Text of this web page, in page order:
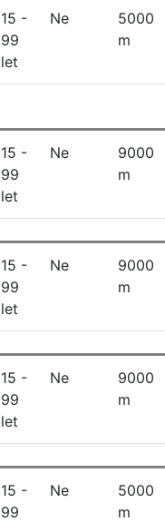
15 -
99
let
Ne
5000
m
15 -
99
let
Ne
9000
m
15 -
99
let
Ne
9000
m
15 -
99
let
Ne
9000
m
15 -
99
Ne
5000
m